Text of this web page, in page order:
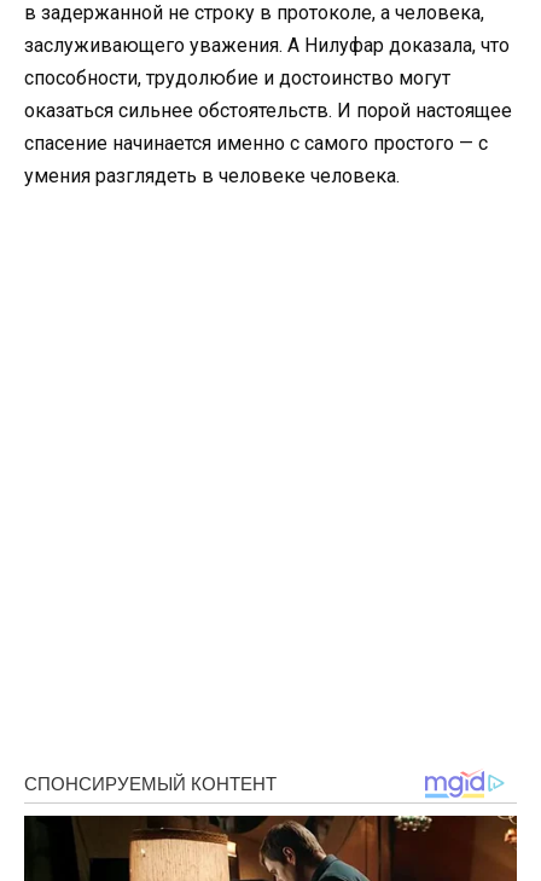
в задержанной не строку в протоколе, а человека,
заслуживающего уважения. А Нилуфар доказала, что
способности, трудолюбие и достоинство могут
оказаться сильнее обстоятельств. И порой настоящее
спасение начинается именно с самого простого — с
умения разглядеть в человеке человека.